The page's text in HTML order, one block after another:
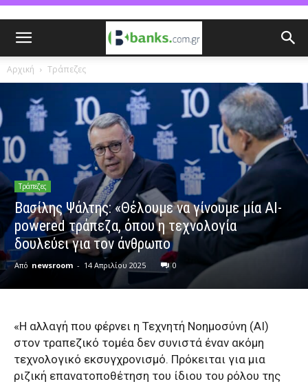
Αρχική Τράπεζες
Τράπεζες
Βασίλης Ψάλτης: «Θέλουμε να γίνουμε μία AI-
powered τράπεζα, όπου η τεχνολογία
δουλεύει για τον άνθρωπο
Από newsroom - 14 Απριλίου 2025 0
«Η αλλαγή που φέρνει η Τεχνητή Νοημοσύνη (ΑΙ)
στον τραπεζικό τομέα δεν συνιστά έναν ακόμη
τεχνολογικό εκσυγχρονισμό. Πρόκειται για μια
ριζική επανατοποθέτηση του ίδιου του ρόλου της